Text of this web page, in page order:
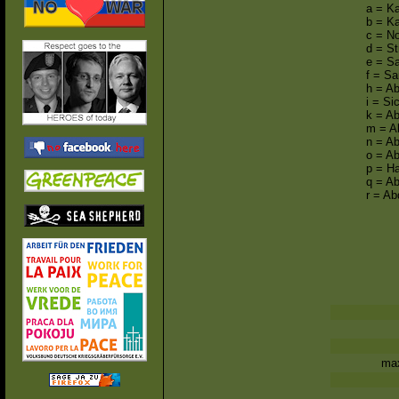
a =
b =
c =
d =
e =
f =
h =
i =
k =
m =
n =
o =
p =
q =
r =
m